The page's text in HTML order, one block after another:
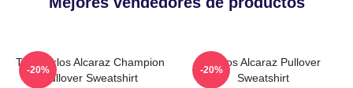
The Carlos Alcaraz Champion
Pullover Sweatshirt
-20%
Carlos Alcaraz Pullover
Sweatshirt
-20%